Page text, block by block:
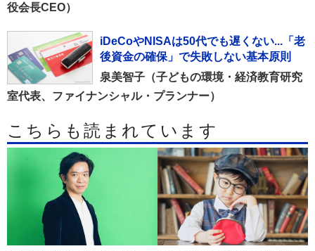
役会長CEO）
iDeCoやNISAは50代でも遅くない...「老
後資金の確保」で失敗しない基本原則
泉美智子（子どもの環境・経済教育研究
室代表、ファイナンシャル・プランナー）
こちらも読まれています